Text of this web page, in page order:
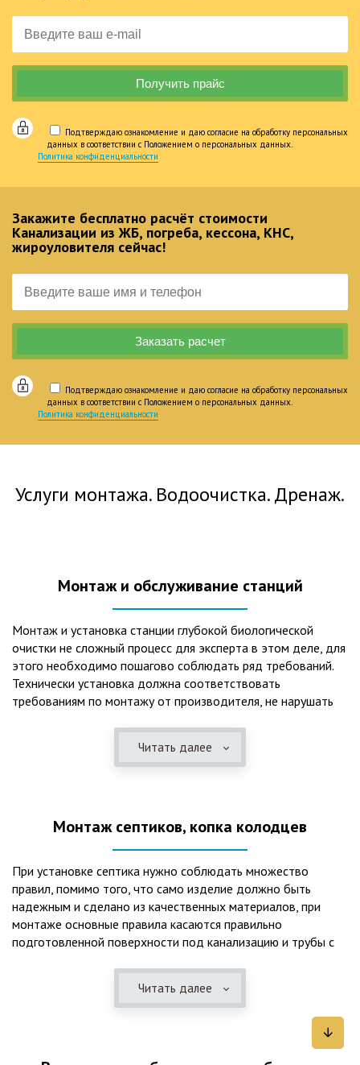
Подтверждаю ознакомление и даю согласие на обработку персональных
данных в соответствии с Положением о персональных данных.
Политика конфиденциальности
Закажите бесплатно расчёт стоимости
Канализации из ЖБ, погреба, кессона, КНС,
жироуловителя сейчас!
Подтверждаю ознакомление и даю согласие на обработку персональных
данных в соответствии с Положением о персональных данных.
Политика конфиденциальности
Услуги монтажа. Водоочистка. Дренаж.
Монтаж и обслуживание станций
Монтаж и установка станции глубокой биологической
очистки не сложный процесс для эксперта в этом деле, для
этого необходимо пошагово соблюдать ряд требований.
Технически установка должна соответствовать
требованиям по монтажу от производителя, не нарушать
представления о требованиях ПУЭ, ведь не качественный
монтаж может привезти не только к выходу из строя
вод – самый эффективный способ из всех существующих
оборудования вода может применяться для хозяйственных
нужд и полива огорода, а остатки ила при чистке могут
стать эффективным удобрением. Нет необходимости
тратить средства на ассенизаторскую машину. Системы
монтируются при минимуме земляных работ, без грязи и
заезда крупной техники, даже при очень высоком уровне
грунтовых вод. Служат до 50 и более лет при уникальной
необходимо удалять ил, самостоятельно или с помощью
Читать далее
Монтаж септиков, копка колодцев
При установке септика нужно соблюдать множество
правил, помимо того, что само изделие должно быть
надежным и сделано из качественных материалов, при
монтаже основные правила касаются правильно
подготовленной поверхности под канализацию и трубы с
Мы установим Вам емкости для фильтрации и отстаивания
сточных вод по технологиям, не приводящим к загрязнению
Читать далее